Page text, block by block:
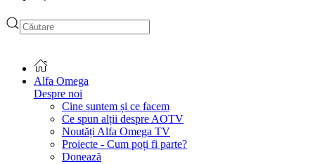
Alfa Omega
Despre noi
Cine suntem și ce facem
Ce spun alții despre AOTV
Noutăți Alfa Omega TV
Proiecte - Cum poți fi parte?
Donează